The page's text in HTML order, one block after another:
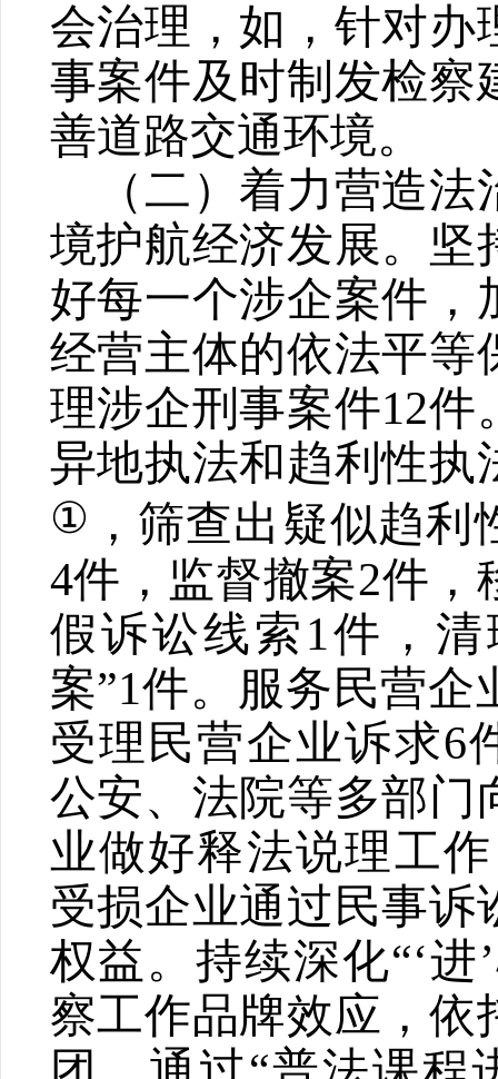
会治理，如，针对办
事案件及时制发检察
善道路交通环境。
（二）着力营造
境护航经济发展。 坚
好每一个涉企案件，
经营主体的依法平等
理涉企刑事案件12件
异地执法和趋利性执
① ，筛查出疑似趋利
4件，监督撤案2件，
假诉讼线索1件，
案”1件。服务民营企
受理民营企业诉求6
公安、法院等多部门
业做好释法说理工
受损企业通过民事诉
权益。持续深化“‘进’
察工作品牌效应，依